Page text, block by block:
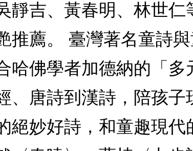
靜吉、黃春明、林世仁
推薦。 臺灣著名童詩
哈佛學者加德納的「多
唐詩到漢詩，陪孩子
絕妙好詩，和童趣現代